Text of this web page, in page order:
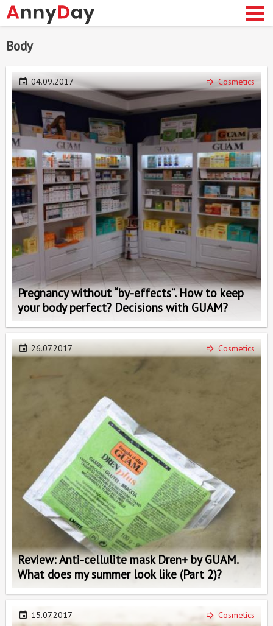
to
content
body
04.09.2017 Cosmetics
Pregnancy without “by-effects”. How to keep
your body perfect? Decisions with GUAM?
26.07.2017 Cosmetics
Review: Anti-cellulite mask Dren+ by GUAM.
What does my summer look like (Part 2)?
15.07.2017 Cosmetics